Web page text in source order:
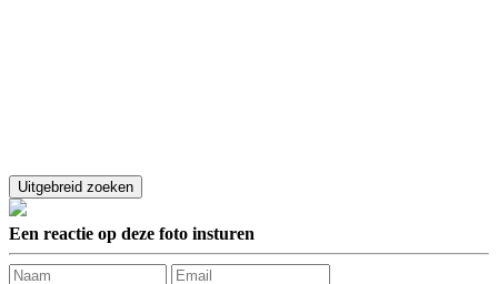
Een reactie op deze foto insturen